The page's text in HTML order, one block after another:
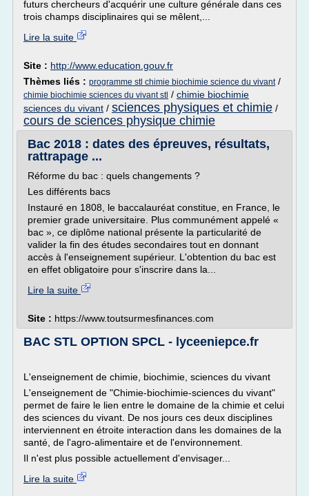
futurs chercheurs d'acquérir une culture générale dans ces
trois champs disciplinaires qui se mêlent,...
Lire la suite
Site : http://www.education.gouv.fr
Thèmes liés : programme stl chimie biochimie science du vivant/
chimie biochimie sciences du vivant stl / chimie biochimie
sciences du vivant / sciences physiques et chimie /
cours de sciences physique chimie
Bac 2018 : dates des épreuves, résultats,
rattrapage ...
Réforme du bac : quels changements ?
Les différents bacs
Instauré en 1808, le baccalauréat constitue, en France, le
premier grade universitaire. Plus communément appelé «
bac », ce diplôme national présente la particularité de
valider la fin des études secondaires tout en donnant
accès à l'enseignement supérieur. L'obtention du bac est
en effet obligatoire pour s'inscrire dans la...
Lire la suite
Site : https://www.toutsurmesfinances.com
BAC STL OPTION SPCL - lyceeniepce.fr
L'enseignement de chimie, biochimie, sciences du vivant
L'enseignement de "Chimie-biochimie-sciences du vivant"
permet de faire le lien entre le domaine de la chimie et celui
des sciences du vivant. De nos jours ces deux disciplines
interviennent en étroite interaction dans les domaines de la
santé, de l'agro-alimentaire et de l'environnement.
Il n'est plus possible actuellement d'envisager...
Lire la suite